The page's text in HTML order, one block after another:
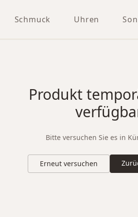
Schmuck Uhren
Produkt
Bitte versuchen Sie es in
Erneut versuchen